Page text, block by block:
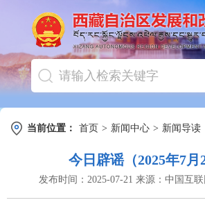
当前位置： 首页 > 新闻中心 > 新闻导读
今日辟谣（2025年7月
发布时间： 2025-07-21 来源： 中国互